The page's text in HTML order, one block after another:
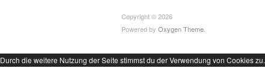
Copyright © 2026
Powered by Oxygen Theme
Durch die weitere Nutzung der Seite stimmst du der Verwendung von Cookies zu.